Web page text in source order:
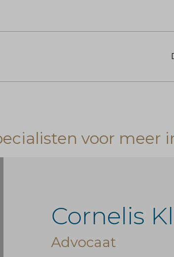
voor meer
Cornelis
Advocaat